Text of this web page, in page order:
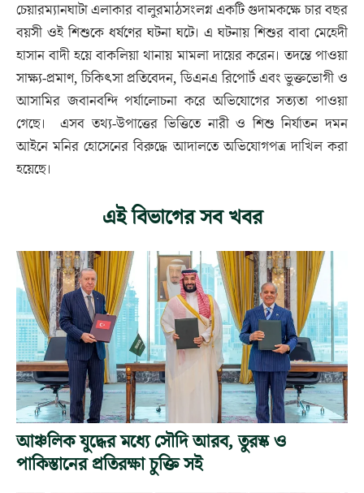
চেয়ারম্যানঘাটা এলাকার বালুরমাঠসংলগ্ন একটি গুদামকক্ষে চার বছর
বয়সী ওই শিশুকে ধর্ষণের ঘটনা ঘটে। এ ঘটনায় শিশুর বাবা মেহেদী
হাসান বাদী হয়ে বাকলিয়া থানায় মামলা দায়ের করেন। তদন্তে পাওয়া
সাক্ষ্য-প্রমাণ, চিকিৎসা প্রতিবেদন, ডিএনএ রিপোর্ট এবং ভুক্তভোগী ও
আসামির জবানবন্দি পর্যালোচনা করে অভিযোগের সত্যতা পাওয়া
গেছে। এসব তথ্য-উপাত্তের ভিত্তিতে নারী ও শিশু নির্যাতন দমন
আইনে মনির হোসেনের বিরুদ্ধে আদালতে অভিযোগপত্র দাখিল করা
হয়েছে।
এই বিভাগের সব খবর
আঞ্চলিক যুদ্ধের মধ্যে সৌদি আরব, তুরস্ক ও
পাকিস্তানের প্রতিরক্ষা চুক্তি সই